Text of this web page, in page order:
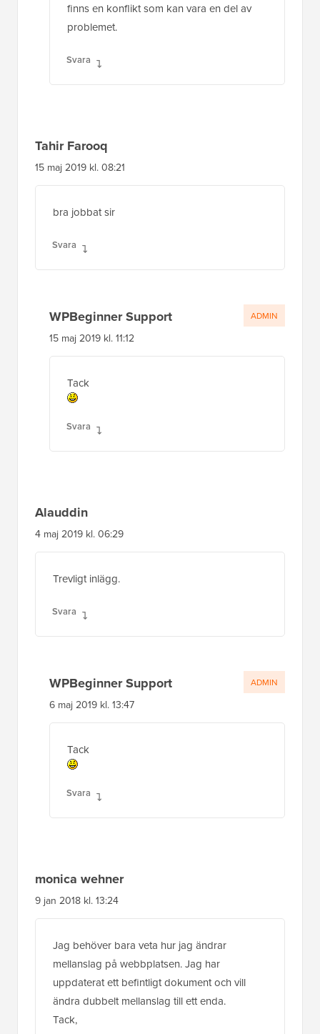
finns en konflikt som kan vara en del av
problemet.
Svara
Tahir Farooq
15 maj 2019 kl. 08:21
bra jobbat sir
Svara
WPBeginner Support
15 maj 2019 kl. 11:12
Tack
Svara
ADMIN
Alauddin
4 maj 2019 kl. 06:29
Trevligt inlägg.
Svara
WPBeginner Support
6 maj 2019 kl. 13:47
Tack
Svara
ADMIN
monica wehner
9 jan 2018 kl. 13:24
Jag behöver bara veta hur jag ändrar
mellanslag på webbplatsen. Jag har
uppdaterat ett befintligt dokument och vill
ändra dubbelt mellanslag till ett enda.
Tack,